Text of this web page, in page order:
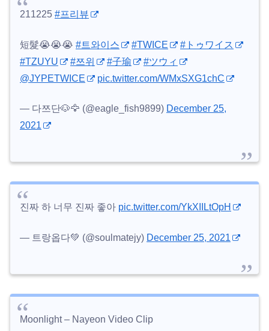
211225 #프리뷰
短髮😭😭😭 #트와이스 #TWICE
#トゥワイス
#TZUYU
#쯔위 #子瑜
#ツウィ
@JYPETWICE
pic.twitter.com/WMxSXG1chC
— 다쯔단🐶🦅 (@eagle_fish9899) December 25,
2021
진짜 하 너무 진짜 좋아 pic.twitter.com/YkXIILtOpH
— 트랑옵다💚 (@soulmatejy) December 25, 2021
Moonlight – Nayeon Video Clip